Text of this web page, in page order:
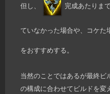
但し、
完成あたりま
ていなかった場合や、コケた
をおすすめする。
当然のことではあるが最終
の構成に合わせてビルドを変